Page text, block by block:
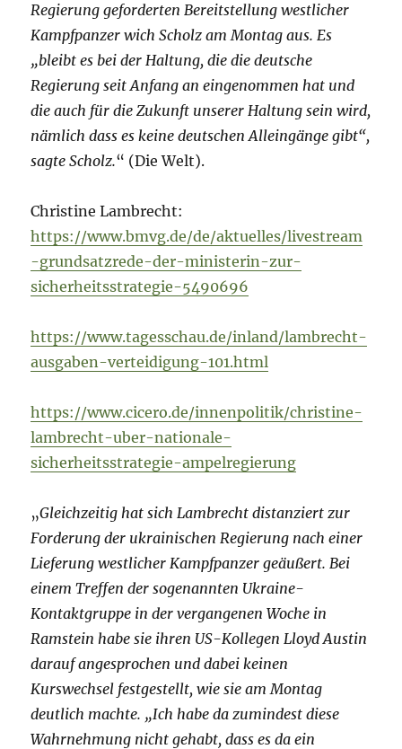
Regierung geforderten Bereitstellung westlicher
Kampfpanzer wich Scholz am Montag aus. Es
„bleibt es bei der Haltung, die die deutsche
Regierung seit Anfang an eingenommen hat und
die auch für die Zukunft unserer Haltung sein wird,
nämlich dass es keine deutschen Alleingänge gibt“,
sagte Scholz.“ (Die Welt).
Christine Lambrecht:
https://www.bmvg.de/de/aktuelles/livestream
-grundsatzrede-der-ministerin-zur-
sicherheitsstrategie-5490696
https://www.tagesschau.de/inland/lambrecht-
ausgaben-verteidigung-101.html
https://www.cicero.de/innenpolitik/christine-
lambrecht-uber-nationale-
sicherheitsstrategie-ampelregierung
„Gleichzeitig hat sich Lambrecht distanziert zur
Forderung der ukrainischen Regierung nach einer
Lieferung westlicher Kampfpanzer geäußert. Bei
einem Treffen der sogenannten Ukraine-
Kontaktgruppe in der vergangenen Woche in
Ramstein habe sie ihren US-Kollegen Lloyd Austin
darauf angesprochen und dabei keinen
Kurswechsel festgestellt, wie sie am Montag
deutlich machte. „Ich habe da zumindest diese
Wahrnehmung nicht gehabt, dass es da ein